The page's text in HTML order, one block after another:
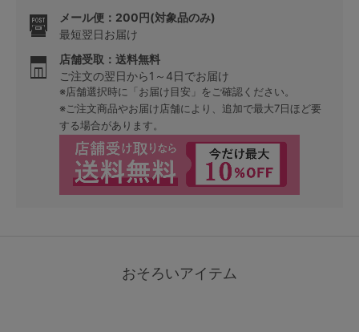
メール便：200円(対象品のみ)
最短翌日お届け
店舗受取：送料無料
ご注文の翌日から1～4日でお届け
※店舗選択時に「お届け目安」をご確認ください。
※ご注文商品やお届け店舗により、追加で最大7日ほど要
する場合があります。
おそろいアイテム